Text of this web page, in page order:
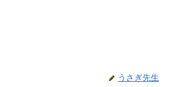
うさぎ先生